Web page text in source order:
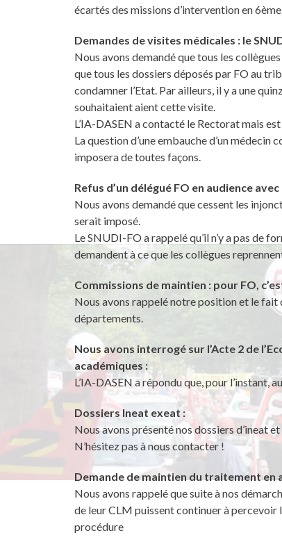
écartés des missions d’intervention en
Demandes de visites médicales : le
Nous avons demandé que tous les
que tous les dossiers déposés par FO au
condamner l’Etat. Par ailleurs, il y a une
souhaitaient aient cette visite.
L’IA-DASEN a contacté le Rectorat mais
La question d’une embauche d’un
imposera de toutes façons.
Refus d’un délégué FO en audience
Nous avons demandé que cessent les
serait imposé.
Le SNUDI-FO a rappelé qu’il n’y a pas de
demandent à ce que les collègues
Commissions de maintien : pour FO,
Nous avons rappelé notre position et le fait
départements.
Nous avons interrogé sur l’Acte 2 de
académiques :
L’IA-DASEN a répondu que, pour l’instant,
Dossiers Ineat exeat :
Nous avons présenté nos dossiers d’ineat
N’hésitez pas à nous contacter !
Demande de maintien du traitement en
Nous avons rappelé que suite à nos
de leur CLM puissent continuer à
procédure